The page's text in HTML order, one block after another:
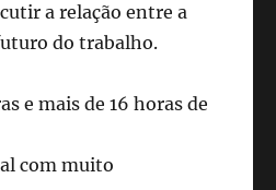
a relação entre a
do trabalho.
e mais de 16 horas de
com muito